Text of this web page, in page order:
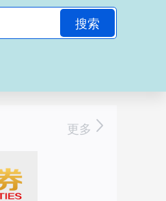
搜索
更多